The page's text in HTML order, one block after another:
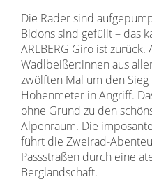
Die Räder sind
Bidons sind gefüllt – das
ARLBERG Giro ist
Wadlbeißer:innen aus
zwölften Mal um den
Höhenmeter in Angriff.
ohne Grund zu den
Alpenraum. Die
führt die Zweirad-
Passstraßen durch eine
Berglandschaft.